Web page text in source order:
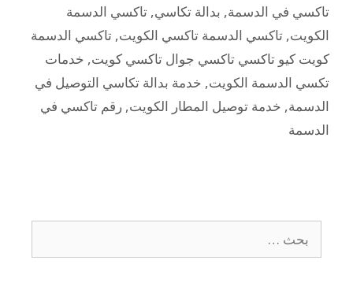
تاكسي في الدسمة, بدالة تكاسي, تاكسي الدسمة
الكويت, تاكسي الدسمة تاكسي الكويت, تاكسي الدسمة
كويت كيو تاكسي تاكسي جوال تاكسي كويت, خدمات
تكسي الدسمة الكويت, خدمة بدالة تكاسي التوصيل في
الدسمة, خدمة توصيل المطار الكويت, رقم تاكسي في
الدسمة